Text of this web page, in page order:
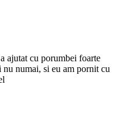
ajutat cu porumbei foarte
numai, si eu am pornit cu